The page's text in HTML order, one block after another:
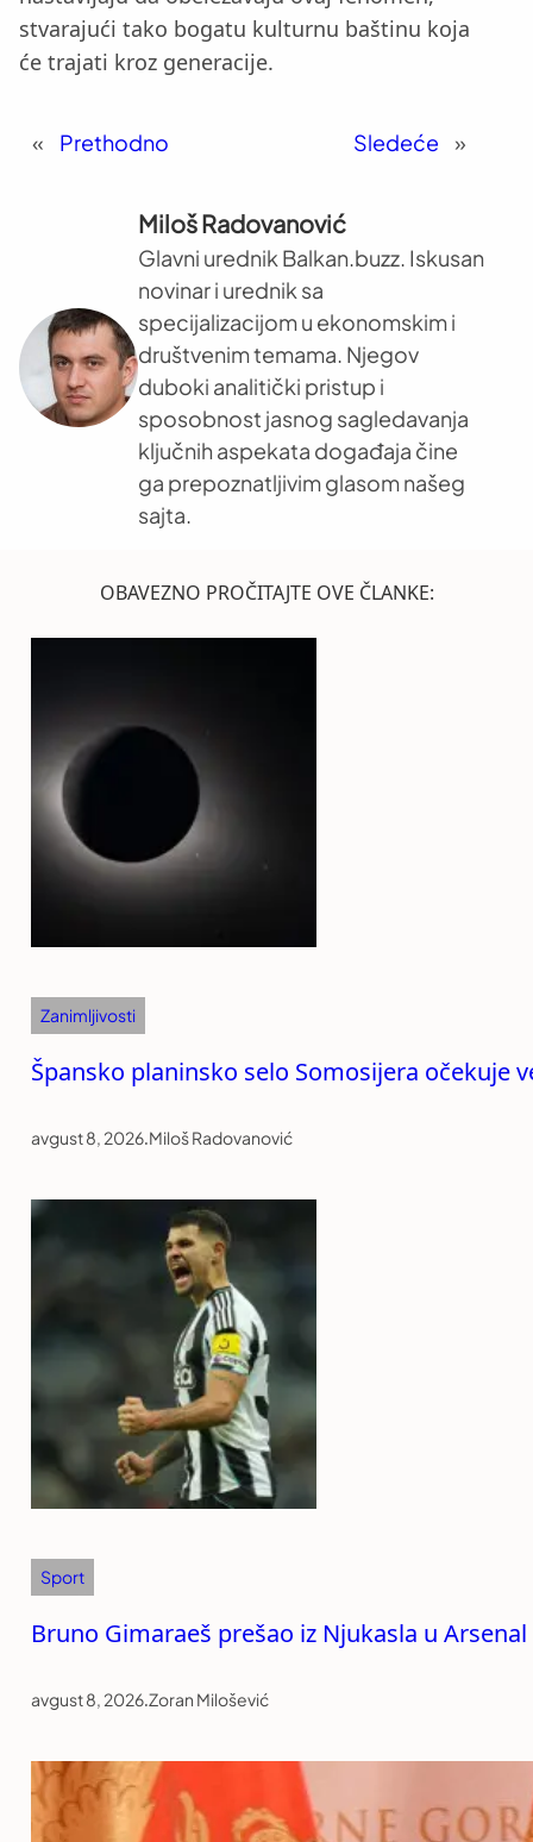
stvarajući tako bogatu kulturnu baštinu koja
će trajati kroz generacije.
« Prethodno Sledeće »
Miloš Radovanović
Glavni urednik Balkan.buzz. Iskusan
novinar i urednik sa
specijalizacijom u ekonomskim i
društvenim temama. Njegov
duboki analitički pristup i
sposobnost jasnog sagledavanja
ključnih aspekata događaja čine
ga prepoznatljivim glasom našeg
sajta.
OBAVEZNO PROČITAJTE OVE ČLANKE:
Zanimljivosti
Špansko planinsko selo Somosijera očekuje
avgust 8, 2026.Miloš Radovanović
Sport
Bruno Gimaraeš prešao iz Njukasla u Arsenal
avgust 8, 2026.Zoran Milošević